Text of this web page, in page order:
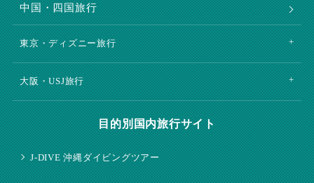
中国・四国旅行
東京・ディズニー旅行
大阪・USJ旅行
目的別国内旅行サイト
J-DIVE 沖縄ダイビングツアー